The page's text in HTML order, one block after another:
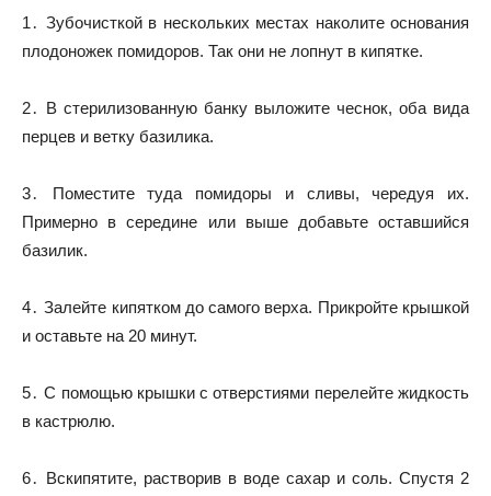
1․ Зубочисткой в нескольких местах наколите основания
плодоножек помидоров. Так они не лопнут в кипятке.
2․ В стерилизованную банку выложите чеснок, оба вида
перцев и ветку базилика.
3․ Поместите туда помидоры и сливы, чередуя их.
Примерно в середине или выше добавьте оставшийся
базилик.
4․ Залейте кипятком до самого верха. Прикройте крышкой
и оставьте на 20 минут.
5․ С помощью крышки с отверстиями перелейте жидкость
в кастрюлю.
6․ Вскипятите, растворив в воде сахар и соль. Спустя 2